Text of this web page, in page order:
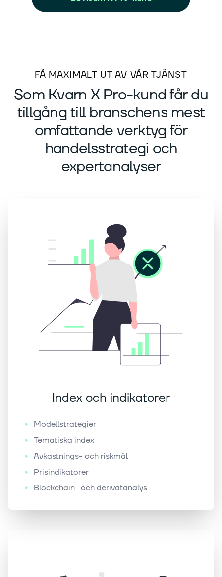
FÅ MAXIMALT UT AV VÅR TJÄNST
Som Kvarn X Pro-kund får du
tillgång till branschens mest
omfattande verktyg för
handelsstrategi och
expertanalyser
Index och indikatorer
Modellstrategier
Tematiska index
Avkastnings- och riskmål
Prisindikatorer
Blockchain- och derivatanalys